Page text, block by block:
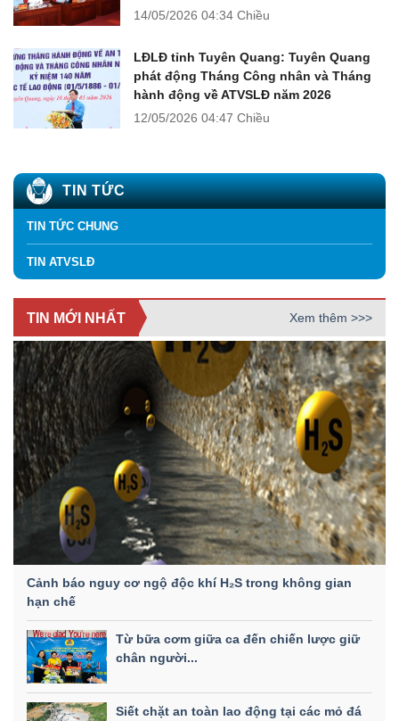
14/05/2026 04:34 Chiều
LĐLĐ tỉnh Tuyên Quang: Tuyên Quang
phát động Tháng Công nhân và Tháng
hành động về ATVSLĐ năm 2026
12/05/2026 04:47 Chiều
TIN TỨC
TIN TỨC CHUNG
TIN ATVSLĐ
TIN MỚI NHẤT Xem thêm >>>
Cảnh báo nguy cơ ngộ độc khí H₂S trong không gian
hạn chế
Từ bữa cơm giữa ca đến chiến lược giữ
chân người...
Siết chặt an toàn lao động tại các mỏ đá